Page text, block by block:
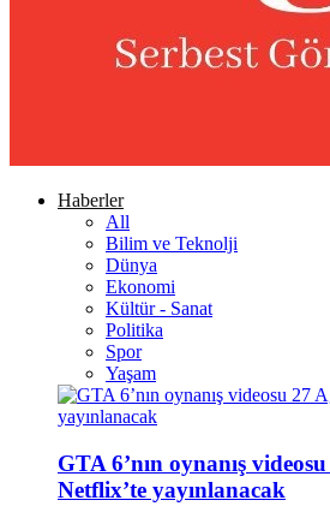
Haberler
All
Bilim ve Teknolji
Dünya
Ekonomi
Kültür - Sanat
Politika
Spor
Yaşam
GTA 6’nın oynanış
Netflix’te yayınlanacak